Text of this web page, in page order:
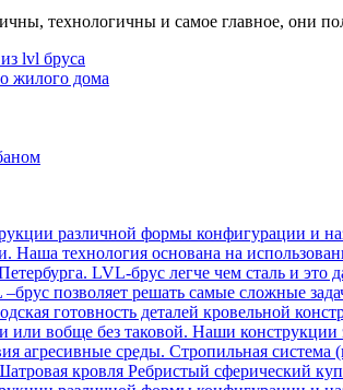
технологичны и самое главное, они
lvl бруса
жилого дома